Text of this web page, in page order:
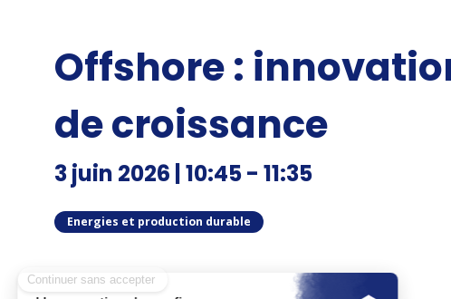
Offshore :
de croissance
3 juin 2026 |10:45- 11:35
Energies et production durable